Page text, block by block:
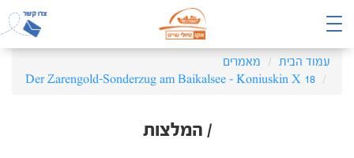
עמוד הבית
מאמרים
18 Der Zarengold-Sonderzug am Baikalsee – Koniuskin X
/ המלצות